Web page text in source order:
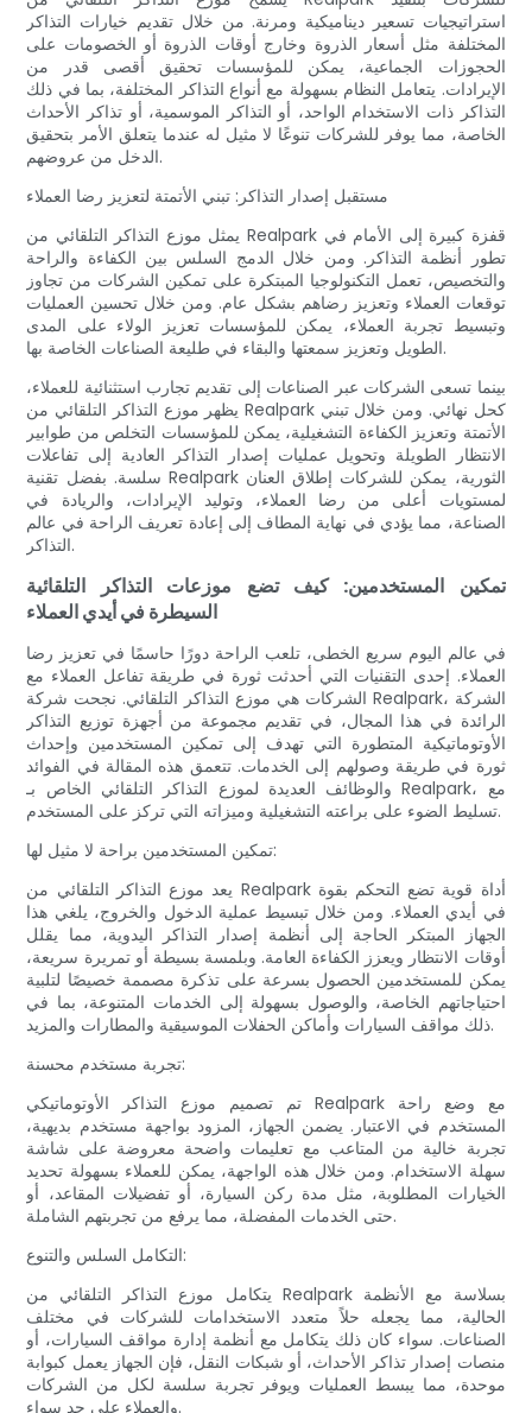
استراتيجيات تسعير ديناميكية ومرنة. من خلال تقديم خيارات التذاكر
المختلفة مثل أسعار الذروة وخارج أوقات الذروة أو الخصومات على
الحجوزات الجماعية، يمكن للمؤسسات تحقيق أقصى قدر من
الإيرادات. يتعامل النظام بسهولة مع أنواع التذاكر المختلفة، بما في ذلك
التذاكر ذات الاستخدام الواحد، أو التذاكر الموسمية، أو تذاكر الأحداث
الخاصة، مما يوفر للشركات تنوعًا لا مثيل له عندما يتعلق الأمر بتحقيق
الدخل من عروضهم.
مستقبل إصدار التذاكر: تبني الأتمتة لتعزيز رضا العملاء
يمثل موزع التذاكر التلقائي من Realpark قفزة كبيرة إلى الأمام في
تطور أنظمة التذاكر. ومن خلال الدمج السلس بين الكفاءة والراحة
والتخصيص، تعمل التكنولوجيا المبتكرة على تمكين الشركات من تجاوز
توقعات العملاء وتعزيز رضاهم بشكل عام. ومن خلال تحسين العمليات
وتبسيط تجربة العملاء، يمكن للمؤسسات تعزيز الولاء على المدى
الطويل وتعزيز سمعتها والبقاء في طليعة الصناعات الخاصة بها.
بينما تسعى الشركات عبر الصناعات إلى تقديم تجارب استثنائية للعملاء،
يظهر موزع التذاكر التلقائي من Realpark كحل نهائي. ومن خلال تبني
الأتمتة وتعزيز الكفاءة التشغيلية، يمكن للمؤسسات التخلص من طوابير
الانتظار الطويلة وتحويل عمليات إصدار التذاكر العادية إلى تفاعلات
سلسة. بفضل تقنية Realpark الثورية، يمكن للشركات إطلاق العنان
لمستويات أعلى من رضا العملاء، وتوليد الإيرادات، والريادة في
الصناعة، مما يؤدي في نهاية المطاف إلى إعادة تعريف الراحة في عالم
التذاكر.
تمكين المستخدمين: كيف تضع موزعات التذاكر التلقائية
السيطرة في أيدي العملاء
في عالم اليوم سريع الخطى، تلعب الراحة دورًا حاسمًا في تعزيز رضا
العملاء. إحدى التقنيات التي أحدثت ثورة في طريقة تفاعل العملاء مع
الشركات هي موزع التذاكر التلقائي. نجحت شركة Realpark، الشركة
الرائدة في هذا المجال، في تقديم مجموعة من أجهزة توزيع التذاكر
الأوتوماتيكية المتطورة التي تهدف إلى تمكين المستخدمين وإحداث
ثورة في طريقة وصولهم إلى الخدمات. تتعمق هذه المقالة في الفوائد
والوظائف العديدة لموزع التذاكر التلقائي الخاص بـ Realpark، مع
تسليط الضوء على براعته التشغيلية وميزاته التي تركز على المستخدم.
تمكين المستخدمين براحة لا مثيل لها:
يعد موزع التذاكر التلقائي من Realpark أداة قوية تضع التحكم بقوة
في أيدي العملاء. ومن خلال تبسيط عملية الدخول والخروج، يلغي هذا
الجهاز المبتكر الحاجة إلى أنظمة إصدار التذاكر اليدوية، مما يقلل
أوقات الانتظار ويعزز الكفاءة العامة. وبلمسة بسيطة أو تمريرة سريعة،
يمكن للمستخدمين الحصول بسرعة على تذكرة مصممة خصيصًا لتلبية
احتياجاتهم الخاصة، والوصول بسهولة إلى الخدمات المتنوعة، بما في
ذلك مواقف السيارات وأماكن الحفلات الموسيقية والمطارات والمزيد.
تجربة مستخدم محسنة:
تم تصميم موزع التذاكر الأوتوماتيكي Realpark مع وضع راحة
المستخدم في الاعتبار. يضمن الجهاز، المزود بواجهة مستخدم بديهية،
تجربة خالية من المتاعب مع تعليمات واضحة معروضة على شاشة
سهلة الاستخدام. ومن خلال هذه الواجهة، يمكن للعملاء بسهولة تحديد
الخيارات المطلوبة، مثل مدة ركن السيارة، أو تفضيلات المقاعد، أو
حتى الخدمات المفضلة، مما يرفع من تجربتهم الشاملة.
التكامل السلس والتنوع:
يتكامل موزع التذاكر التلقائي من Realpark بسلاسة مع الأنظمة
الحالية، مما يجعله حلاً متعدد الاستخدامات للشركات في مختلف
الصناعات. سواء كان ذلك يتكامل مع أنظمة إدارة مواقف السيارات، أو
منصات إصدار تذاكر الأحداث، أو شبكات النقل، فإن الجهاز يعمل كبوابة
موحدة، مما يبسط العمليات ويوفر تجربة سلسة لكل من الشركات
والعملاء على حد سواء.